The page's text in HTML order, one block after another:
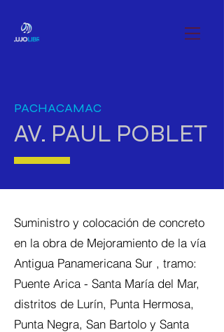
PACHACAMAC
AV. PAUL POBLET
Suministro y colocación de concreto
en la obra de Mejoramiento de la vía
Antigua Panamericana Sur , tramo:
Puente Arica - Santa María del Mar,
distritos de Lurín, Punta Hermosa,
Punta Negra, San Bartolo y Santa